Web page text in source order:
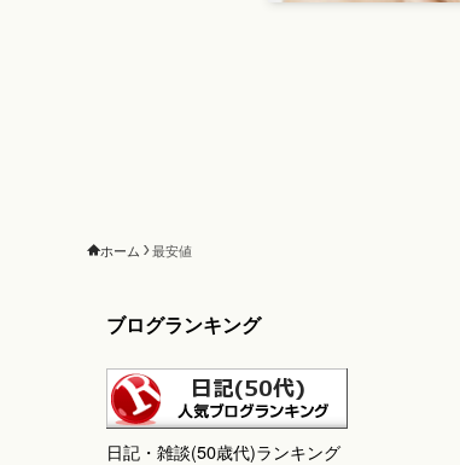
ホーム 最安値
ブログランキング
日記・雑談(50歳代)ランキング